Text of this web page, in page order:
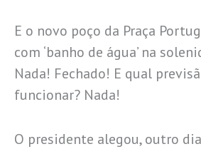
E o novo poço da Praça
com ‘banho de água’ na
Nada! Fechado! E qual
funcionar? Nada!
O presidente alegou, outro